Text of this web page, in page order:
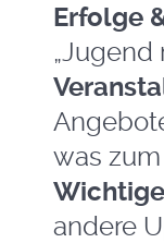
Erfolge
„Jugend
was
andere